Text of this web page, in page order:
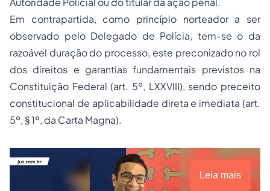
Em contrapartida, como princípio norteador a ser
observado pelo Delegado de Polícia, tem-se o da
razoável duração do processo, este preconizado no rol
dos direitos e garantias fundamentais previstos na
Constituição Federal (art. 5º, LXXVIII), sendo preceito
constitucional de aplicabilidade direta e imediata (art.
5º, § 1º, da Carta Magna).
Leia mais